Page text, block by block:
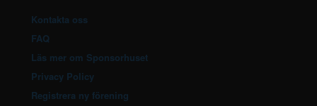
Kontakta oss
FAQ
Läs mer om Sponsorhuset
Privacy Policy
Registrera ny förening